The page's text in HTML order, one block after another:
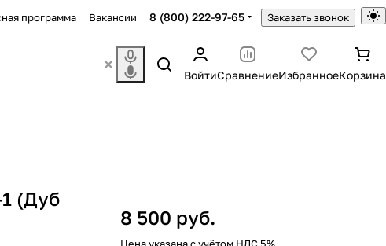
программа Вакансии 8 (800) 222-97-65 Заказать звонок
ВойтиСравнениеИзбранноеКорзина
(Дуб
8 500 руб.